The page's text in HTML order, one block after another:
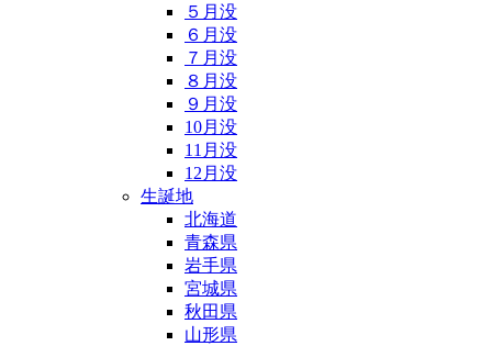
５月没
６月没
７月没
８月没
９月没
10月没
11月没
12月没
生誕地
北海道
青森県
岩手県
宮城県
秋田県
山形県